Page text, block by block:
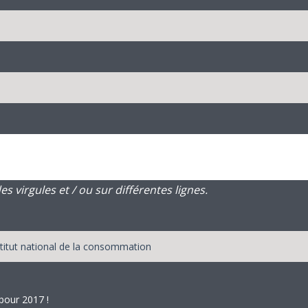
virgules et / ou sur différentes lignes.
2017 !